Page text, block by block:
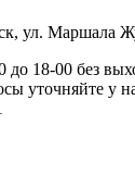
ул. Маршала
до 18-00 без
уточняйте у